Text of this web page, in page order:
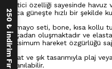
Su itici özelliği sayesinde havuz
ayrıca güneşte hızlı bir şekilde
Bu mayo seti, bone, kısa kollu
parçadan oluşmaktadır ve
maksimum hareket özgürlüğü
Rahat ve şık tasarımıyla plaj
kullanılabilir.
250 ₺ İndirim Fırsatı